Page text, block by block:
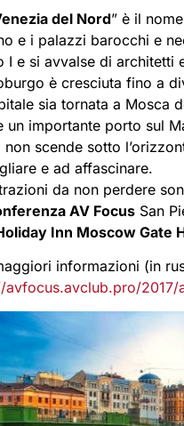
del Nord” è il
e i palazzi barocchi e
I e si avvalse di architetti
è cresciuta fino a
sia tornata a Mosca
un importante porto sul
non scende sotto
e ad affascinare.
da non perdere
AV Focus San
Inn Moscow Gate
informazioni (in
avfocus.avclub.pro/